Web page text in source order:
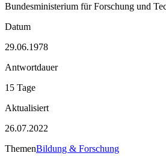
Bundesministerium für Forschung und
Datum
29.06.1978
Antwortdauer
15 Tage
Aktualisiert
26.07.2022
ThemenBildung & Forschung